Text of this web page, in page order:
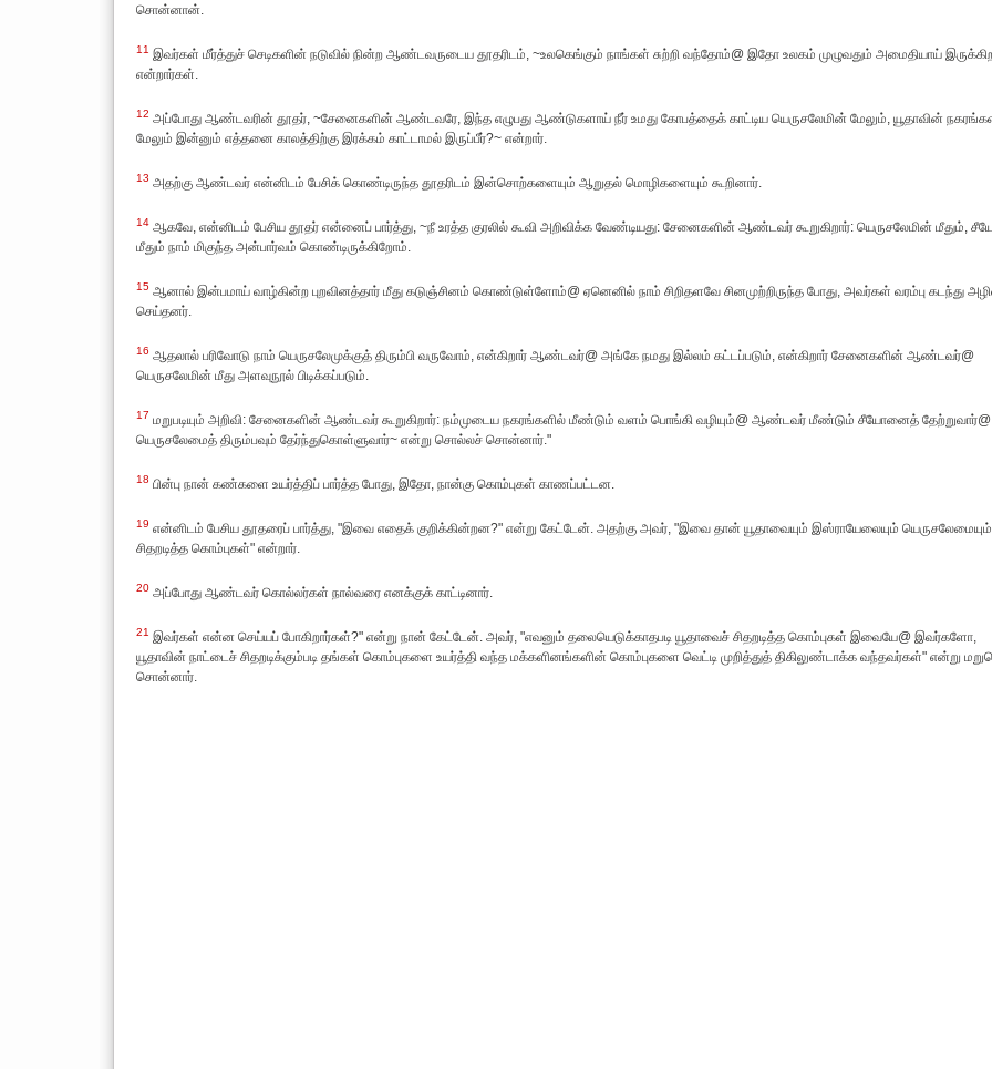
சொன்னான்.
11 இவர்கள் மீர்த்துச் செடிகளின் நடுவில் நின்ற ஆண்டவருடைய தூதரிடம், ~உலகெங்கும் நாங்கள் சுற்றி வந்தோம்@ இதோ உலகம் முழுவதும் அமைதியாய்
என்றார்கள்.
12 அப்போது ஆண்டவரின் தூதர், ~சேனைகளின் ஆண்டவரே, இந்த எழுபது ஆண்டுகளாய் நீர் உமது கோபத்தைக் காட்டிய யெருசலேமின் மேலும், யூதாவின்
மேலும் இன்னும் எத்தனை காலத்திற்கு இரக்கம் காட்டாமல் இருப்பீர்?~ என்றார்.
13 அதற்கு ஆண்டவர் என்னிடம் பேசிக் கொண்டிருந்த தூதரிடம் இன்சொற்களையும் ஆறுதல் மொழிகளையும் கூறினார்.
14 ஆகவே, என்னிடம் பேசிய தூதர் என்னைப் பார்த்து, ~நீ உரத்த குரலில் கூவி அறிவிக்க வேண்டியது: சேனைகளின் ஆண்டவர் கூறுகிறார்: யெருசலேமின் மீதும்,
மீதும் நாம் மிகுந்த அன்பார்வம் கொண்டிருக்கிறோம்.
15 ஆனால் இன்பமாய் வாழ்கின்ற புறவினத்தார் மீது கடுஞ்சினம் கொண்டுள்ளோம்@ ஏனெனில் நாம் சிறிதளவே சினமுற்றிருந்த போது, அவர்கள் வரம்பு கடந்து
செய்தனர்.
16 ஆதலால் பரிவோடு நாம் யெருசலேமுக்குத் திரும்பி வருவோம், என்கிறார் ஆண்டவர்@ அங்கே நமது இல்லம் கட்டப்படும், என்கிறார் சேனைகளின் ஆண்டவர்@
யெருசலேமின் மீது அளவுநூல் பிடிக்கப்படும்.
17 மறுபடியும் அறிவி: சேனைகளின் ஆண்டவர் கூறுகிறார்: நம்முடைய நகரங்களில் மீண்டும் வளம் பொங்கி வழியும்@ ஆண்டவர் மீண்டும் சீயோனைத் தேற்றுவார்@
யெருசலேமைத் திரும்பவும் தேர்ந்துகொள்ளுவார்~ என்று சொல்லச் சொன்னார்."
18 பின்பு நான் கண்களை உயர்த்திப் பார்த்த போது, இதோ, நான்கு கொம்புகள் காணப்பட்டன.
19 என்னிடம் பேசிய தூதரைப் பார்த்து, "இவை எதைக் குறிக்கின்றன?" என்று கேட்டேன். அதற்கு அவர், "இவை தான் யூதாவையும் இஸ்ராயேலையும் யெருசலேமையும்
சிதறடித்த கொம்புகள்" என்றார்.
20 அப்போது ஆண்டவர் கொல்லர்கள் நால்வரை எனக்குக் காட்டினார்.
21 இவர்கள் என்ன செய்யப் போகிறார்கள்?" என்று நான் கேட்டேன். அவர், "எவனும் தலையெடுக்காதபடி யூதாவைச் சிதறடித்த கொம்புகள் இவையே@ இவர்களோ,
யூதாவின் நாட்டைச் சிதறடிக்கும்படி தங்கள் கொம்புகளை உயர்த்தி வந்த மக்களினங்களின் கொம்புகளை வெட்டி முறித்துத் திகிலுண்டாக்க வந்தவர்கள்" என்று
சொன்னார்.